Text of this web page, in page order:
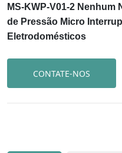
MS-KWP-V01-2 Nenhum
de Pressão Micro
Eletrodomésticos
CONTATE-NOS